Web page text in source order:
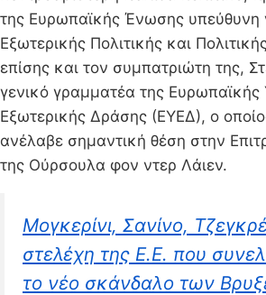
της Ευρωπαϊκής Ένωσης υπεύθυνη
Εξωτερικής Πολιτικής και
επίσης και τον συμπατριώτη της,
γενικό γραμματέα της Ευρωπαϊκής
Εξωτερικής Δράσης (ΕΥΕΔ), ο
ανέλαβε σημαντική θέση στην
της Ούρσουλα φον ντερ Λάιεν.
Μογκερίνι, Σανίνο,
στελέχη της Ε.Ε. που
το νέο σκάνδαλο των